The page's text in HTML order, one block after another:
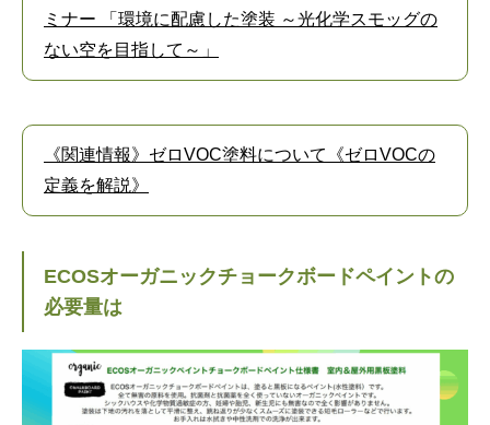
ミナー 「環境に配慮した塗装 ～光化学スモッグの
ない空を目指して～」
《関連情報》ゼロVOC塗料について《ゼロVOCの
定義を解説》
ECOSオーガニックチョークボードペイントの
必要量は